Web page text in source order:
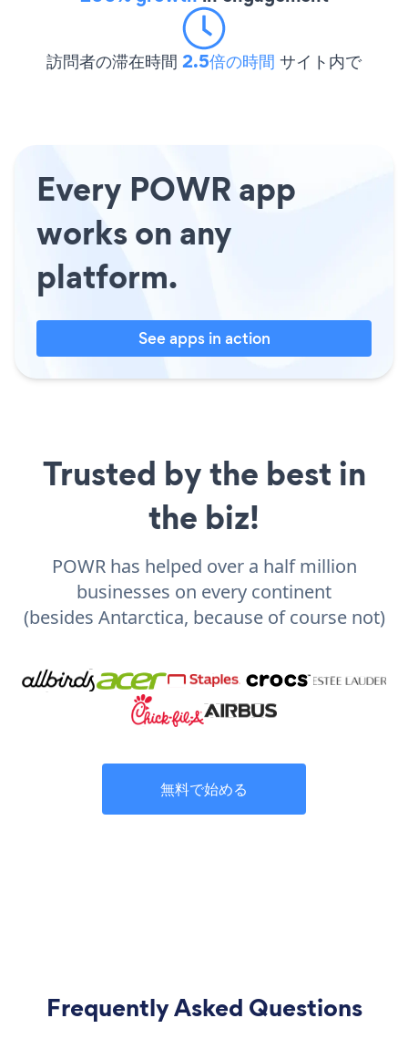
訪問者の滞在時間 2.5倍の時間 サイト内で
Every POWR app
works on any
platform.
See apps in action
Trusted by the best in
the biz!
POWR has helped over a half million
businesses on every continent
(besides Antarctica, because of course not)
無料で始める
Frequently Asked Questions